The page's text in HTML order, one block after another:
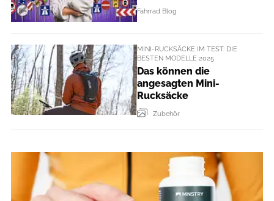
Fahrrad Blog
MINI-RUCKSÄCKE IM TEST: DIE
BESTEN MODELLE 2025
Das können die
angesagten Mini-
Rucksäcke
Zubehör